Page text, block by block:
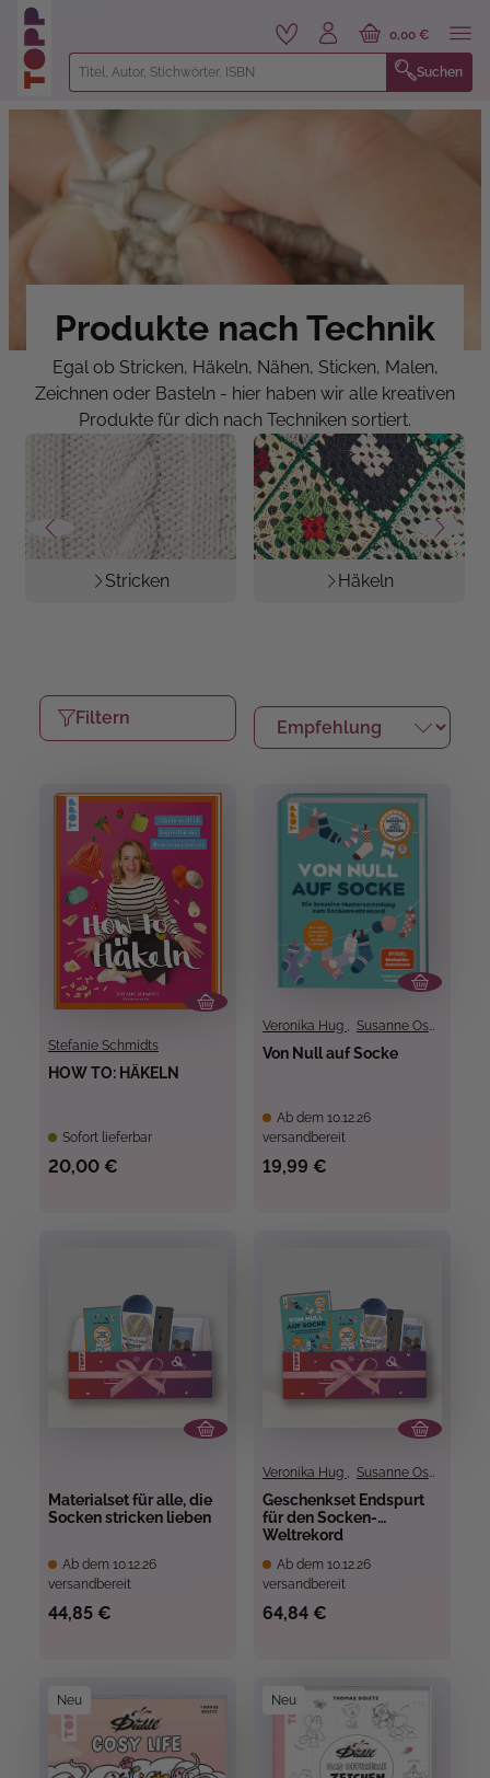
springen
Suchen
0,00 €
Produkte nach Technik
Egal ob Stricken, Häkeln, Nähen, Sticken, Malen,
Zeichnen oder Basteln - hier haben wir alle kreativen
Produkte für dich nach Techniken sortiert.
Stricken Häkeln
Filtern
Stefanie Schmidts
HOW TO: HÄKELN
Sofort lieferbar
20,00 €
Veronika Hug , Susanne Oswald
Von Null auf Socke
Ab dem 10.12.26
versandbereit
19,99 €
Materialset für alle, die
Socken stricken lieben
Ab dem 10.12.26
versandbereit
44,85 €
Veronika Hug , Susanne Oswald
Geschenkset Endspurt
für den Socken-
Weltrekord
Ab dem 10.12.26
versandbereit
64,84 €
Neu Neu